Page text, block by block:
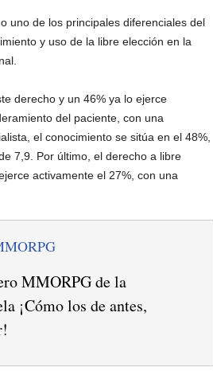
uno de los principales diferenciales del
y uso de la libre elección en la
derecho y un 46% ya lo ejerce
del paciente, con una
el conocimiento se sitúa en el 48%,
7,9. Por último, el derecho a libre
activamente el 27%, con una
MMORPG de la
¡Cómo los de antes,